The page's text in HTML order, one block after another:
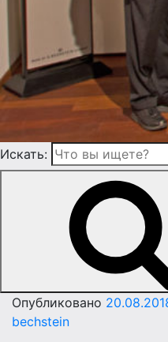
Искать:
Опубликовано
bechstein